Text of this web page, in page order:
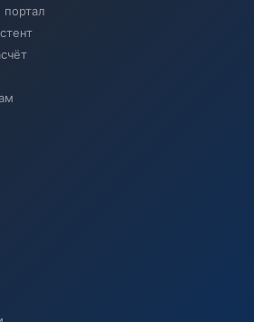
● Подключение...